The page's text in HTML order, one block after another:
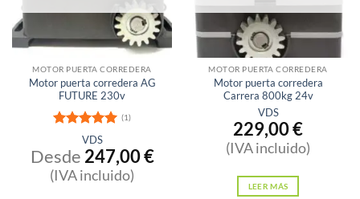
pueden
elegir
la
página
de
producto
se
pueden
elegir
en
la
página
de
producto
MOTOR PUERTA CORREDERA
Motor puerta corredera AG
FUTURE 230v
Valorado
con
de 5
(1)
VDS
Desde 247,00€
(IVA incluido)
MOTOR PUERTA CORREDERA
Motor puerta corredera
Carrera 800kg 24v
VDS
229,00€
(IVA incluido)
LEER MÁS